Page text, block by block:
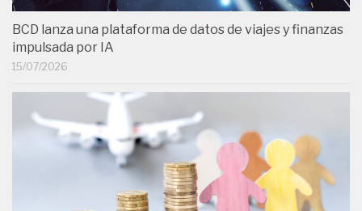
BCD lanza una plataforma de datos de viajes y finanzas
impulsada por IA
15/07/2026